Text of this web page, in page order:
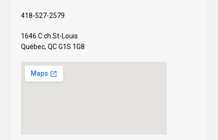
418-527-2579
1646 C ch St-Louis
Québec, QC G1S 1G8